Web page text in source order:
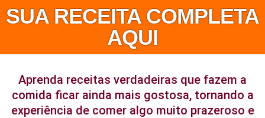
SUA RECEITA COMPLETA
AQUI
Aprenda receitas verdadeiras que fazem a
comida ficar ainda mais gostosa, tornando a
experiência de comer algo muito prazeroso e